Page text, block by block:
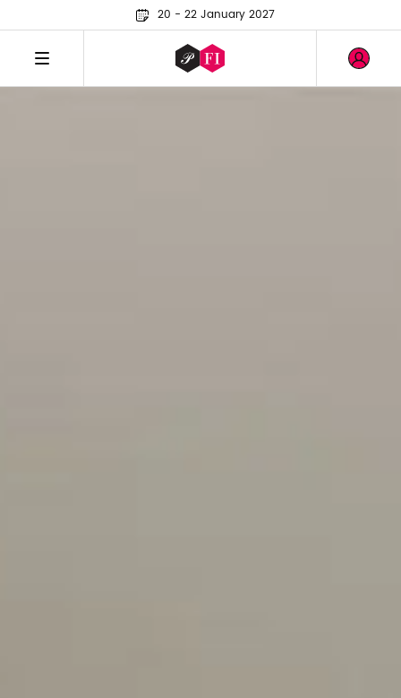
20 - 22 January 2027